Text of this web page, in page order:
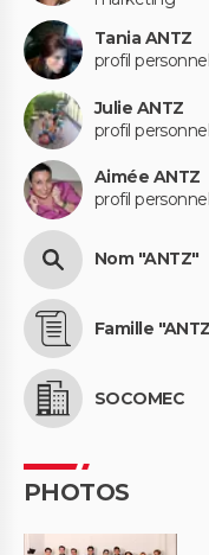
Tania ANTZ
profil
Julie ANTZ
profil
Aimée ANTZ
profil
Nom "ANTZ"
Famille
SOCOMEC
PHOTOS